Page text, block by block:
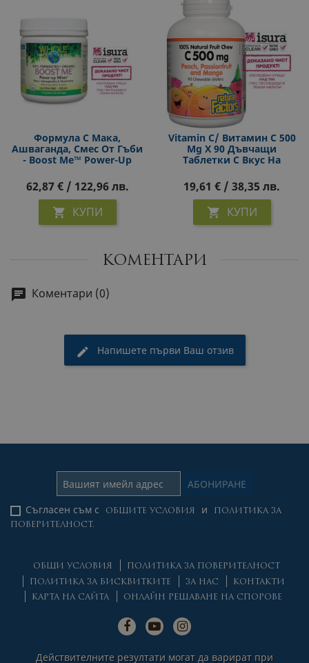
Формула С Мака,
Ашваганда, Смес От Гъби
- Boost Me™ Power-Up
Х 175 G Прах/ 25 Дози
62,87 € / 122,96 лв.
 КУПИ
Vitamin C/ Витамин С 500
Mg Х 90 Дъвчащи
Таблетки С Вкус На
19,61 € / 38,35 лв.
 КУПИ
КОМЕНТАРИ
Коментари (0)
Напишете първи Ваш отзив
Съгласен съм с ОБЩИТЕ УСЛОВИЯ и
ПОЛИТИКА ЗА
ПОВЕРИТЕЛНОСТ.
ОБЩИ УСЛОВИЯ
ПОЛИТИКА ЗА ПОВЕРИТЕЛНОСТ
ПОЛИТИКА ЗА БИСКВИТКИТЕ
ЗА НАС
КОНТАКТИ
КАРТА НА САЙТА
ОНЛАЙН РЕШАВАНЕ НА СПОРОВЕ
Действителните резултати могат да варират при